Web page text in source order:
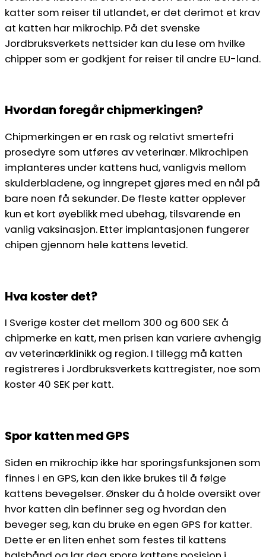
katter som reiser til utlandet, er det derimot et krav
at katten har mikrochip. På det svenske
Jordbruksverkets nettsider kan du lese om hvilke
chipper som er godkjent for reiser til andre EU-land.
Hvordan foregår chipmerkingen?
Chipmerkingen er en rask og relativt smertefri
prosedyre som utføres av veterinær. Mikrochipen
implanteres under kattens hud, vanligvis mellom
skulderbladene, og inngrepet gjøres med en nål på
bare noen få sekunder. De fleste katter opplever
kun et kort øyeblikk med ubehag, tilsvarende en
vanlig vaksinasjon. Etter implantasjonen fungerer
chipen gjennom hele kattens levetid.
Hva koster det?
I Sverige koster det mellom 300 og 600 SEK å
chipmerke en katt, men prisen kan variere avhengig
av veterinærklinikk og region. I tillegg må katten
registreres i Jordbruksverkets kattregister, noe som
koster 40 SEK per katt.
Spor katten med GPS
Siden en mikrochip ikke har sporingsfunksjonen som
finnes i en GPS, kan den ikke brukes til å følge
kattens bevegelser. Ønsker du å holde oversikt over
hvor katten din befinner seg og hvordan den
beveger seg, kan du bruke en egen GPS for katter.
Dette er en liten enhet som festes til kattens